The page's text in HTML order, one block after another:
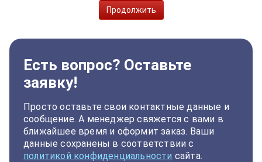
Продолжить
Есть вопрос? Оставьте
заявку!
Просто оставьте свои контактные данные и
сообщение. А менеджер свяжется с вами в
ближайшее время и оформит заказ. Ваши
данные сохранены в соответствии с
политикой конфиденциальности сайта.